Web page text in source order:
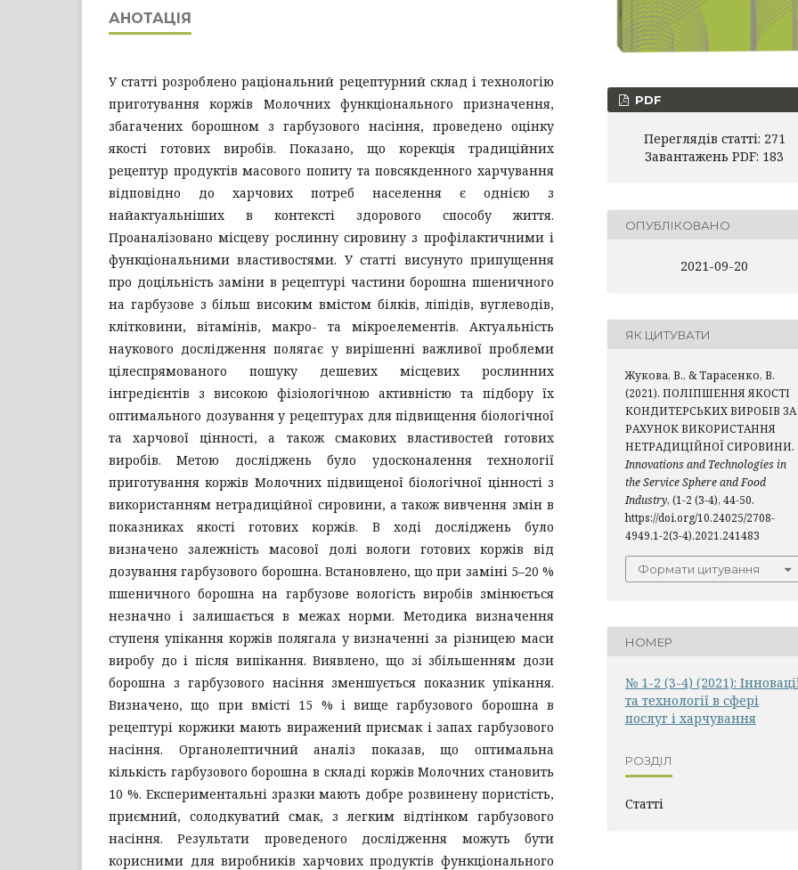
АНОТАЦІЯ
У статті розроблено раціональний рецептурний склад і технологію
приготування коржів Молочних функціонального призначення,
збагачених борошном з гарбузового насіння, проведено оцінку
якості готових виробів. Показано, що корекція традиційних
рецептур продуктів масового попиту та повсякденного харчування
відповідно до харчових потреб населення є однією з
найактуальніших в контексті здорового способу життя.
Проаналізовано місцеву рослинну сировину з профілактичними і
функціональними властивостями. У статті висунуто припущення
про доцільність заміни в рецептурі частини борошна пшеничного
на гарбузове з більш високим вмістом білків, ліпідів, вуглеводів,
клітковини, вітамінів, макро- та мікроелементів. Актуальність
наукового дослідження полягає у вирішенні важливої проблеми
цілеспрямованого пошуку дешевих місцевих рослинних
інгредієнтів з високою фізіологічною активністю та підбору їх
оптимального дозування у рецептурах для підвищення біологічної
та харчової цінності, а також смакових властивостей готових
виробів. Метою досліджень було удосконалення технології
приготування коржів Молочних підвищеної біологічної цінності з
використанням нетрадиційної сировини, а також вивчення змін в
показниках якості готових коржів. В ході досліджень було
визначено залежність масової долі вологи готових коржів від
дозування гарбузового борошна. Встановлено, що при заміні 5–20 %
пшеничного борошна на гарбузове вологість виробів змінюється
незначно і залишається в межах норми. Методика визначення
ступеня упікання коржів полягала у визначенні за різницею маси
виробу до і після випікання. Виявлено, що зі збільшенням дози
борошна з гарбузового насіння зменшується показник упікання.
Визначено, що при вмісті 15 % і вище гарбузового борошна в
рецептурі коржики мають виражений присмак і запах гарбузового
насіння. Органолептичний аналіз показав, що оптимальна
кількість гарбузового борошна в складі коржів Молочних становить
10 %. Експериментальні зразки мають добре розвинену пористість,
приємний, солодкуватий смак, з легким відтінком гарбузового
насіння. Результати проведеного дослідження можуть бути
корисними для виробників харчових продуктів функціонального
PDF
Переглядів статті: 271
Завантажень PDF: 183
ОПУБЛІКОВАНО
2021-09-20
ЯК ЦИТУВАТИ
Жукова, В., & Тарасенко, В.
(2021). ПОЛІПШЕННЯ ЯКОСТІ
КОНДИТЕРСЬКИХ ВИРОБІВ ЗА
РАХУНОК ВИКОРИСТАННЯ
НЕТРАДИЦІЙНОЇ СИРОВИНИ.
Innovations and Technologies in
the Service Sphere and Food
Industry, (1-2 (3-4), 44-50.
https://doi.org/10.24025/2708-
4949.1-2(3-4).2021.241483
Формати цитування
НОМЕР
№ 1-2 (3-4) (2021):
та технології в сфері
послуг і харчування
РОЗДІЛ
Статті